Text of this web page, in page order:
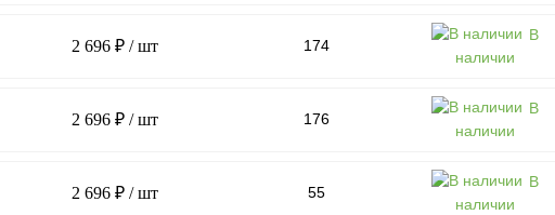
2 696 ₽ / шт 174
В
наличии
2 696 ₽ / шт 176
В
наличии
2 696 ₽ / шт 55
В
наличии